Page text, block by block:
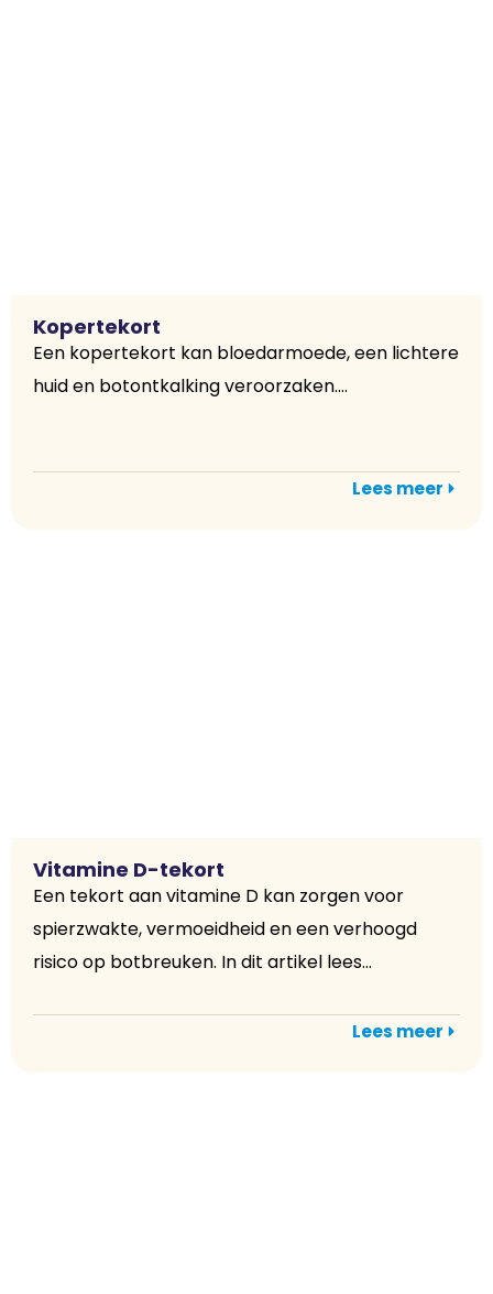
Kopertekort
Een kopertekort kan bloedarmoede, een lichtere
huid en botontkalking veroorzaken....
Lees meer
Vitamine D-tekort
Een tekort aan vitamine D kan zorgen voor
spierzwakte, vermoeidheid en een verhoogd
risico op botbreuken. In dit artikel lees...
Lees meer